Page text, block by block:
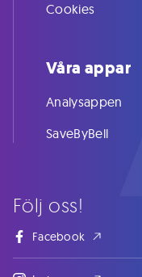
Följ oss!
Facebook
Cookies
Våra appar
Analysappen
SaveByBell